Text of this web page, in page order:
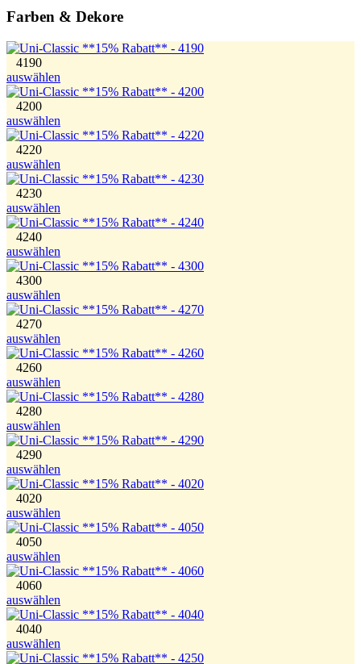
Farben & Dekore
4190
auswählen
4200
auswählen
4220
auswählen
4230
auswählen
4240
auswählen
4300
auswählen
4270
auswählen
4260
auswählen
4280
auswählen
4290
auswählen
4020
auswählen
4050
auswählen
4060
auswählen
4040
auswählen